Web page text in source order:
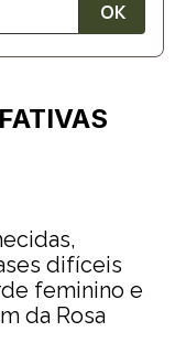
difíceis
feminino e
da Rosa